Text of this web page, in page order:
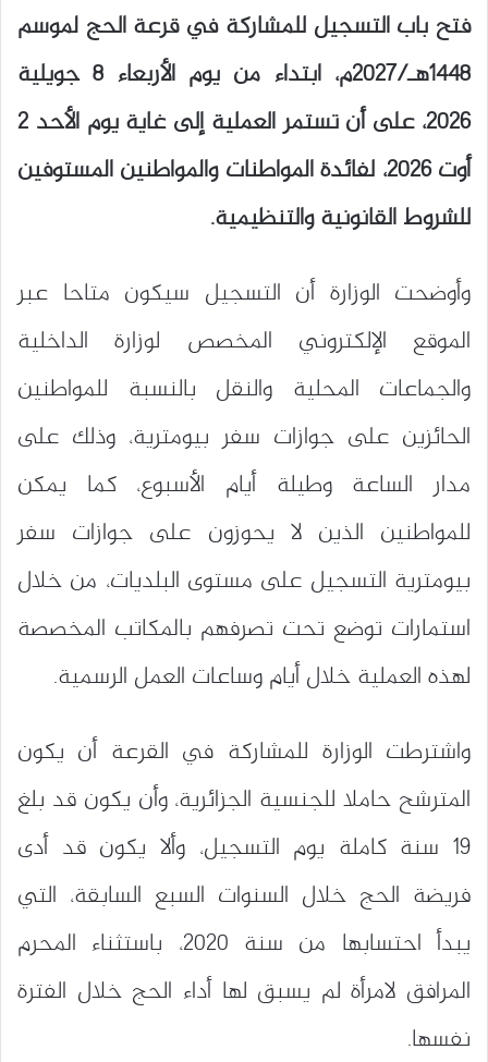
فتح باب التسجيل للمشاركة في قرعة الحج لموسم
1448هـ/2027م، ابتداء من يوم الأربعاء 8 جويلية
2026، على أن تستمر العملية إلى غاية يوم الأحد 2
أوت 2026، لفائدة المواطنات والمواطنين المستوفين
للشروط القانونية والتنظيمية.
وأوضحت الوزارة أن التسجيل سيكون متاحا عبر
الموقع الإلكتروني المخصص لوزارة الداخلية
والجماعات المحلية والنقل بالنسبة للمواطنين
الحائزين على جوازات سفر بيومترية، وذلك على
مدار الساعة وطيلة أيام الأسبوع، كما يمكن
للمواطنين الذين لا يحوزون على جوازات سفر
بيومترية التسجيل على مستوى البلديات، من خلال
استمارات توضع تحت تصرفهم بالمكاتب المخصصة
لهذه العملية خلال أيام وساعات العمل الرسمية.
واشترطت الوزارة للمشاركة في القرعة أن يكون
المترشح حاملا للجنسية الجزائرية، وأن يكون قد بلغ
19 سنة كاملة يوم التسجيل، وألا يكون قد أدى
فريضة الحج خلال السنوات السبع السابقة، التي
يبدأ احتسابها من سنة 2020، باستثناء المحرم
المرافق لامرأة لم يسبق لها أداء الحج خلال الفترة
نفسها.